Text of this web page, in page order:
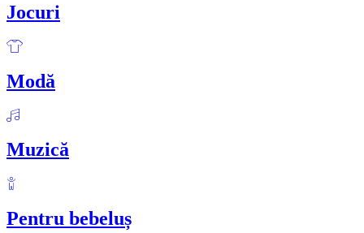
Jocuri
Modă
Muzică
Pentru bebeluș